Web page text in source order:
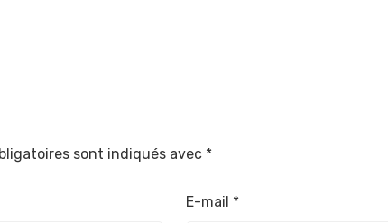
sont indiqués avec *
E-mail *